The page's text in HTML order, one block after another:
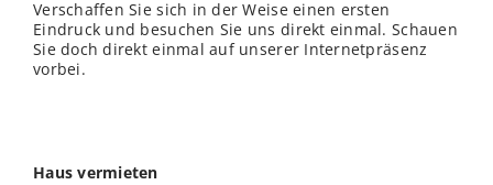
Verschaffen Sie sich in der Weise einen ersten
Eindruck und besuchen Sie uns direkt einmal. Schauen
Sie doch direkt einmal auf unserer Internetpräsenz
vorbei.
Haus vermieten